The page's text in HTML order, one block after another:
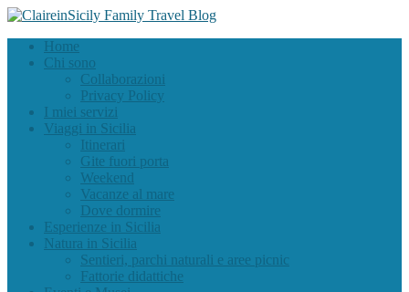
Home
Chi sono
Collaborazioni
Privacy Policy
I miei servizi
Viaggi in Sicilia
Itinerari
Gite fuori porta
Weekend
Vacanze al mare
Dove dormire
Esperienze in Sicilia
Natura in Sicilia
Sentieri, parchi naturali e aree picnic
Fattorie didattiche